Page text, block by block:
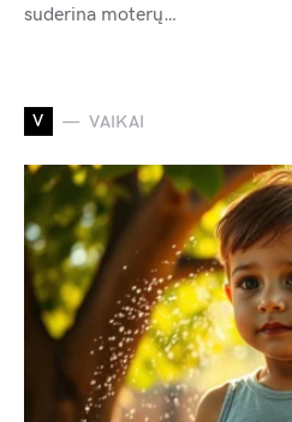
suderina moterų…
V VAIKAI